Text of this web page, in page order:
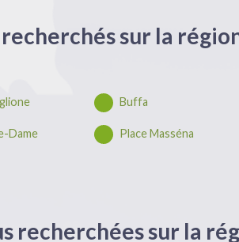
sur la
Buffa
Dame Place Masséna
recherchées sur la